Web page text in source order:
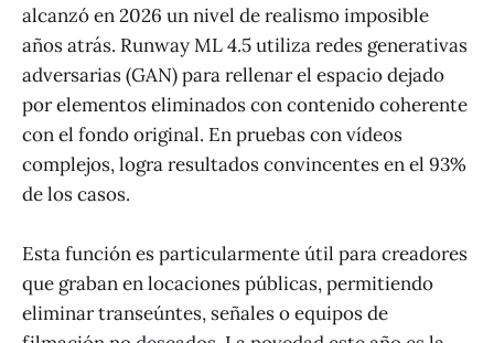
alcanzó en 2026 un nivel de realismo imposible
años atrás. Runway ML 4.5 utiliza redes generativas
adversarias (GAN) para rellenar el espacio dejado
por elementos eliminados con contenido coherente
con el fondo original. En pruebas con vídeos
complejos, logra resultados convincentes en el 93%
de los casos.
Esta función es particularmente útil para creadores
que graban en locaciones públicas, permitiendo
eliminar transeúntes, señales o equipos de